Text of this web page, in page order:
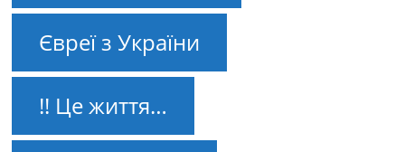
Євреї з України
!! Це життя…